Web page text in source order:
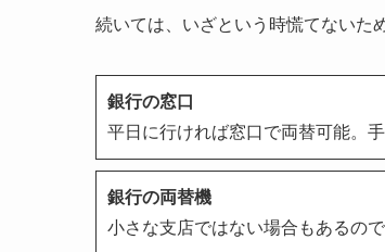
続いては、いざという時慌てないた
銀行の窓口
平日に行ければ窓口で両替可能。
銀行の両替機
小さな支店ではない場合もあるので